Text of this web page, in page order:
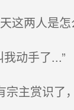
两人是怎
动手了...”
主赏识了